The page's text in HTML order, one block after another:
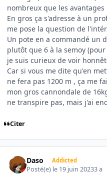
nombreux que les avantages
En gros ça s'adresse à un
me pose la question de
Un pote en a commandé un
plutôt que 6 à la semoy
je suis curieux de voir
Car si vous me dite qu'en
ne fera pas 1200 m , ça me
mon gros cannondale de
ne transpire pas, mais j'ai
Citer
Daso Addicted
Posté(e) le 19 juin 20233 a